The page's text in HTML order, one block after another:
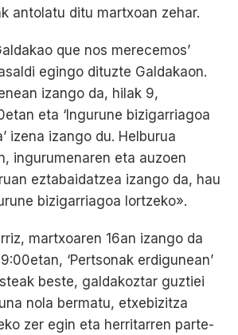
antolatu ditu martxoan zehar.
que nos merecemos’
egingo dituzte Galdakaon.
izango da, hilak 9,
eta ‘Ingurune bizigarriagoa
izena izango du. Helburua
ingurumenaren eta auzoen
eztabaidatzea izango da, hau
bizigarriagoa lortzeko».
martxoaren 16an izango da
‘Pertsonak erdigunean’
beste, galdakoztar guztiei
nola bermatu, etxebizitza
zer egin eta herritarren parte-